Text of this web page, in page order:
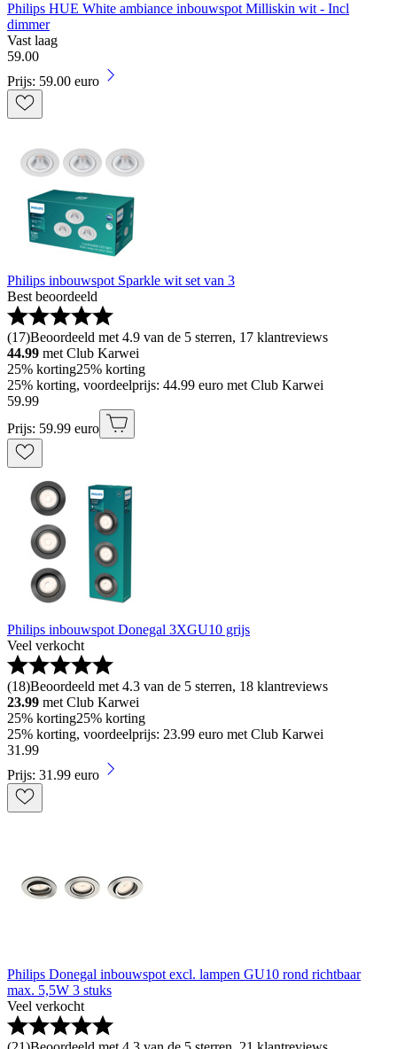
Philips HUE White ambiance inbouwspot Milliskin wit - Incl
dimmer
Vast laag
59.00
Prijs: 59.00 euro
Philips inbouwspot Sparkle wit set van 3
Best beoordeeld
(17)Beoordeeld met 4.9 van de 5 sterren, 17 klantreviews
44.99 met Club Karwei
25% korting25% korting
25% korting, voordeelprijs: 44.99 euro met Club Karwei
59.99
Prijs: 59.99 euro
Philips inbouwspot Donegal 3XGU10 grijs
Veel verkocht
(18)Beoordeeld met 4.3 van de 5 sterren, 18 klantreviews
23.99 met Club Karwei
25% korting25% korting
25% korting, voordeelprijs: 23.99 euro met Club Karwei
31.99
Prijs: 31.99 euro
Philips Donegal inbouwspot excl. lampen GU10 rond richtbaar
max. 5,5W 3 stuks
Veel verkocht